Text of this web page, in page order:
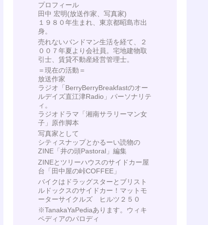
プロフィール
田中 宏明(放送作家、写真家)
１９８０年生まれ、東京都昭島市出
身。
売れないバンドマン生活を経て、２
００７年夏より会社員。宅地建物取
引士、賃貸不動産経営管理士。
＝現在の活動＝
放送作家
ラジオ「BerryBerryBreakfastのオー
ルデイズ直江津Radio」パーソナリテ
ィ。
ラジオドラマ「湘南サラリーマン女
子」原作脚本
写真家として
シティスナップとかるーい読物の
ZINE「井の頭Pastoral」編集
ZINEとツリーハウスのサイドカー屋
台「田中屋の峠COFFEE」
バイクはドラッグスターとブリスト
ルドックスのサイドカー！マットモ
ーターサイクルズ ヒルツ２５０
※TanakaYaPediaあります。ウィキ
ペディアのパロディ